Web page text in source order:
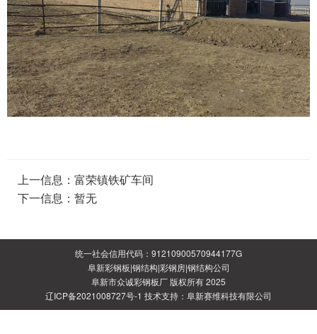
上一信息： 富荣镇铁矿车间
下一信息：暂无
统一社会信用代码：91210900570944177G
阜新彩钢板|钢结构|彩钢房|钢结构公司
阜新市众诚彩钢板厂 版权所有 2025
辽ICP备2021008727号-1 技术支持： 阜新赛维科技有限公司